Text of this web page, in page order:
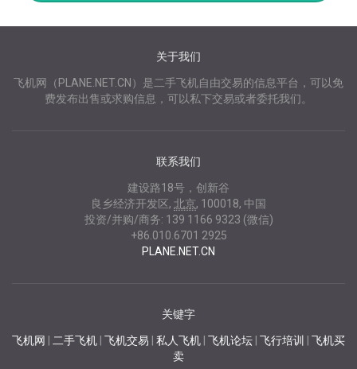
关于我们
飞机网（PLANE.NET.CN）是二手飞机自由交易的信息平台，可以免
费发布出售或求购信息，可以私下交易或者委托我们。
联系我们
建设路18号，创新谷
良乡经济开发区, 北京, 100018, 中国
投资/并购/商务: 139 1166 9323 (微信)
+86.010.6701 2925
PLANE.NET.CN
关键字
飞机网 二手飞机 飞机交易 私人飞机 飞机论坛 飞行培训
飞机买
卖